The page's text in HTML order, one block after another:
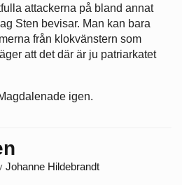
attackerna på bland annat
Sten bevisar. Man kan bara
från klokvänstern som
att det där är ju patriarkatet
igen.
Johanne Hildebrandt